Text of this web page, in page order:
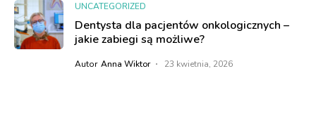
UNCATEGORIZED
Dentysta dla pacjentów onkologicznych –
jakie zabiegi są możliwe?
Autor Anna Wiktor 23 kwietnia, 2026